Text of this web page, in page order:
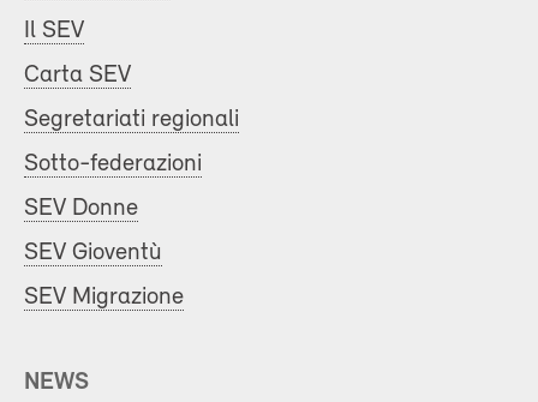
Il SEV
Carta SEV
Segretariati regionali
Sotto-federazioni
SEV Donne
SEV Gioventù
SEV Migrazione
NEWS